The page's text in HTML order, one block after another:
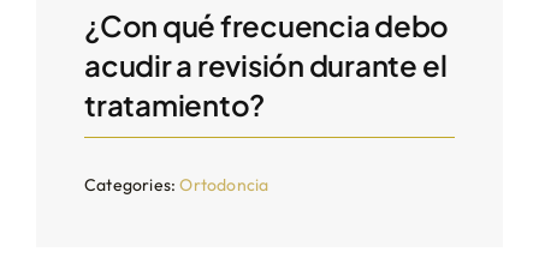
¿Con qué frecuencia debo
acudir a revisión durante el
tratamiento?
Categories:Ortodoncia